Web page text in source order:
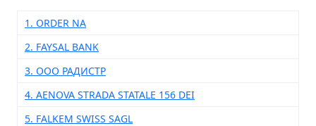
1. ORDER NA
2. FAYSAL BANK
3. ООО РАДИСТР
4. AENOVA STRADA STATALE 156 DEI
5. FALKEM SWISS SAGL